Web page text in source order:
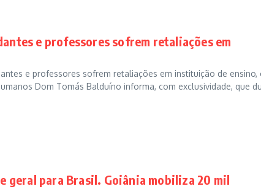
e professores sofrem retaliações em
e professores sofrem retaliações em instituição de ensino,
Dom Tomás Balduíno informa, com exclusividade, que
geral para Brasil. Goiânia mobiliza 20 mil